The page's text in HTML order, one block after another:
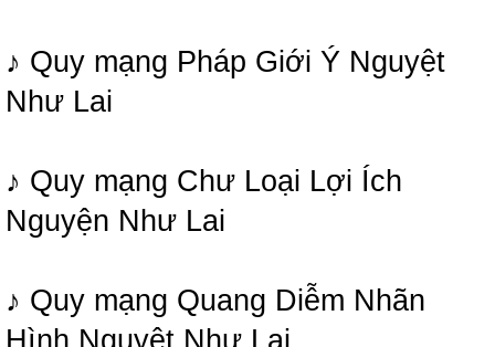
♪ Quy mạng Pháp Giới Ý Nguyệt
Như Lai
♪ Quy mạng Chư Loại Lợi Ích
Nguyện Như Lai
♪ Quy mạng Quang Diễm Nhãn
Hình Nguyệt Như Lai